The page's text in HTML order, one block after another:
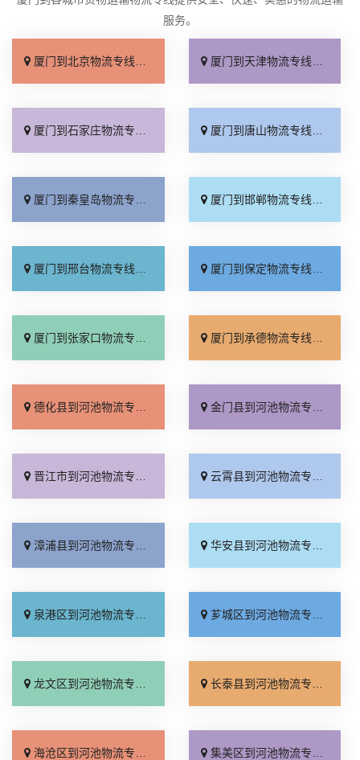
服务。
厦门到北京物流专线_直达不中转「送货到门」 厦门到天津物流专线_运保时效「高效快运」
厦门到石家庄物流专线_准时准点「多少公里」 厦门到唐山物流专线_全境派送「收费介绍」
厦门到秦皇岛物流专线_高效运输「运保时效」 厦门到邯郸物流专线_物流拼车「全境配送」
厦门到邢台物流专线_专业靠谱「上门提货」 厦门到保定物流专线_全程直达「高效运输」
厦门到张家口物流专线_全境派送「多久能到」 厦门到承德物流专线_专业调车「合理收费」
德化县到河池物流专线_上门取件「高速快运」 金门县到河池物流专线_天天发车「一站直达」
晋江市到河池物流专线_全程直达「按时送达」 云霄县到河池物流专线_高效快运「专线快运」
漳浦县到河池物流专线_来电咨询「专业靠谱」 华安县到河池物流专线_资质齐全「高效运输」
泉港区到河池物流专线_准时到货「全境派送」 芗城区到河池物流专线_多年经验「整车配货」
龙文区到河池物流专线_快运有保障「资质齐全」 长泰县到河池物流专线_直达往返「上门提货」
海沧区到河池物流专线_快运有保障「高速快运」 集美区到河池物流专线_几天到达「不随意加价」